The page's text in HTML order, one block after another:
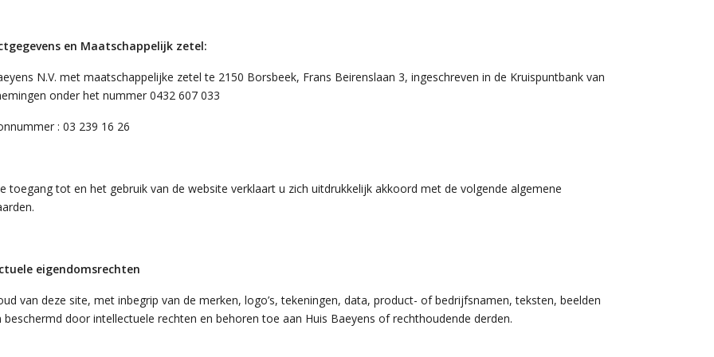
en Maatschappelijk zetel:
N.V. met maatschappelijke zetel te 2150 Borsbeek, Frans Beirenslaan 3, ingeschreven in de Kruispuntbank van
onder het nummer 0432 607 033
: 03 239 16 26
toegang tot en het gebruik van de website verklaart u zich uitdrukkelijk akkoord met de volgende algemene
eigendomsrechten
van deze site, met inbegrip van de merken, logo’s, tekeningen, data, product- of bedrijfsnamen, teksten, beelden
beschermd door intellectuele rechten en behoren toe aan Huis Baeyens of rechthoudende derden.